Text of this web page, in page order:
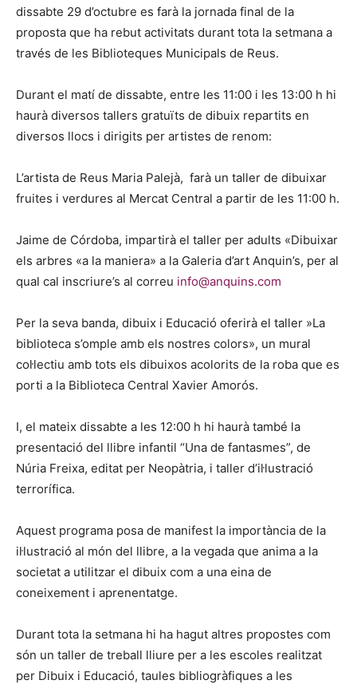
dissabte 29 d’octubre es farà la jornada final de la
proposta que ha rebut activitats durant tota la setmana a
través de les Biblioteques Municipals de Reus.
Durant el matí de dissabte, entre les 11:00 i les 13:00 h hi
haurà diversos tallers gratuïts de dibuix repartits en
diversos llocs i dirigits per artistes de renom:
L’artista de Reus Maria Palejà, farà un taller de dibuixar
fruites i verdures al Mercat Central a partir de les 11:00 h.
Jaime de Córdoba, impartirà el taller per adults «Dibuixar
els arbres «a la maniera» a la Galeria d’art Anquin’s, per al
qual cal inscriure’s al correu info@anquins.com
Per la seva banda, dibuix i Educació oferirà el taller »La
biblioteca s’omple amb els nostres colors», un mural
col·lectiu amb tots els dibuixos acolorits de la roba que es
porti a la Biblioteca Central Xavier Amorós.
I, el mateix dissabte a les 12:00 h hi haurà també la
presentació del llibre infantil “Una de fantasmes”, de
Núria Freixa, editat per Neopàtria, i taller d’il·lustració
terrorífica.
Aquest programa posa de manifest la importància de la
il·lustració al món del llibre, a la vegada que anima a la
societat a utilitzar el dibuix com a una eina de
coneixement i aprenentatge.
Durant tota la setmana hi ha hagut altres propostes com
són un taller de treball lliure per a les escoles realitzat
per Dibuix i Educació, taules bibliogràfiques a les